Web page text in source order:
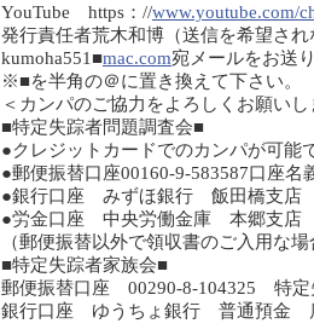
YouTube https：//www.youtube.com/
発行責任者荒木和博（送信を希望さ
kumoha551■mac.com宛メールをお送
※■を半角の＠に置き換えて下さい。
＜カンパのご協力をよろしくお願いし
■特定失踪者問題調査会■
●クレジットカードでのカンパが可能
●郵便振替口座00160-9-583587口座名
●銀行口座 みずほ銀行 飯田橋支
●労金口座 中央労働金庫 本郷支
（郵便振替以外で領収書のご入用な
■特定失踪者家族会■
郵便振替口座 00290-8-104325 特定
銀行口座 ゆうちょ銀行 普通預金